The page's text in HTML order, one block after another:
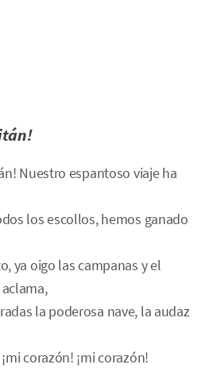
Nuestro espantoso viaje ha
los escollos, hemos ganado
ya oigo las campanas y el
la poderosa nave, la audaz
corazón! ¡mi corazón!